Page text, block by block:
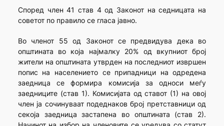
Според член 41 став 4 од Законот на седницата на
советот по правило се гласа јавно.
Во членот 55 од Законот се предвидува дека во
општината во која најмалку 20% од вкупниот број
жители на општината утврден на последниот извршен
попис на населението се припадници на одредена
заедница се формира комисија за односи меѓу
заедниците (став 1). Комисијата од ставот (1) на овој
член ја сочинуваат подеднаков број претставници од
секоја заедница застапена во општината (став 2).